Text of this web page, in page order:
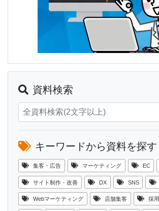
資料検索
キーワードから資料を探す
集客・広告 マーケティング EC
サイト制作・改善 DX SNS
Webマーケティング 店舗集客 採用